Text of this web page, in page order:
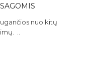
nuo kitų
..